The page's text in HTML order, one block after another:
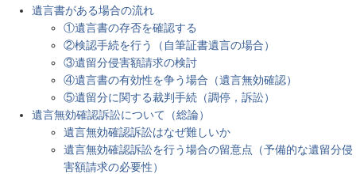
遺言書がある場合の流れ
①遺言書の存否を確認する
②検認手続を行う（自筆証書遺言の場合）
③遺留分侵害額請求の検討
④遺言書の有効性を争う場合（遺言無効確認）
⑤遺留分に関する裁判手続（調停，訴訟）
遺言無効確認訴訟について（総論）
遺言無効確認訴訟はなぜ難しいか
遺言無効確認訴訟を行う場合の留意点（予備的な遺留分侵
害額請求の必要性）